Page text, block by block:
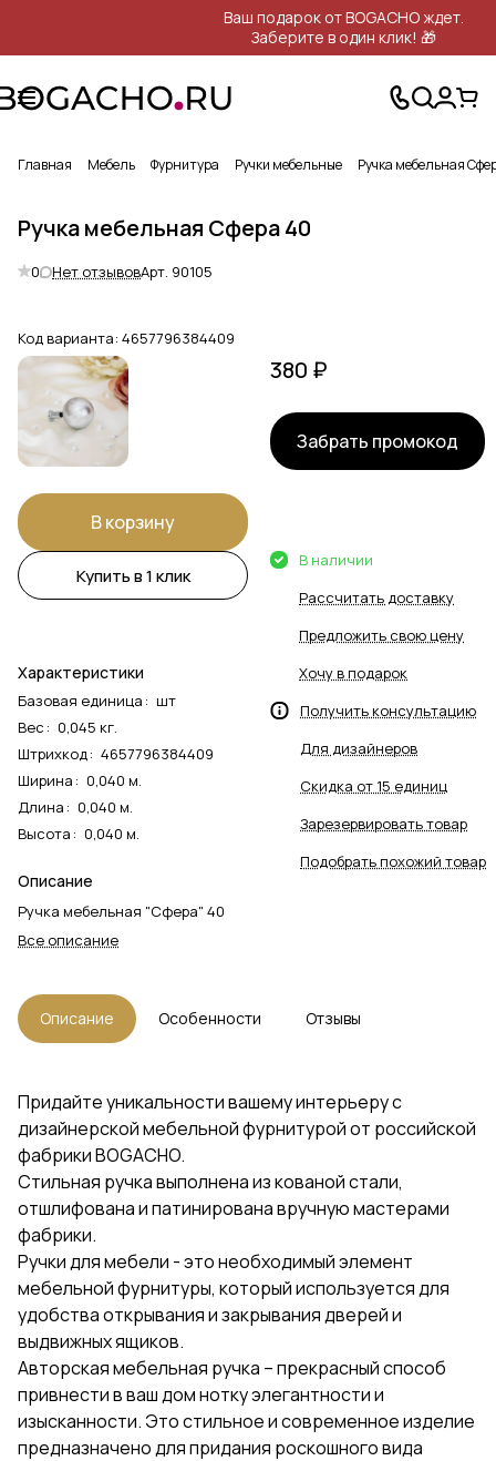
Ваш подарок от BOGACHO ждет.
Заберите в один клик! 🎁
Главная Мебель Фурнитура Ручки мебельные Ручка мебельная
Ручка мебельная Сфера 40
0 Нет отзывовАрт. 90105
Код варианта: 4657796384409
В корзину
Купить в 1 клик
Характеристики
Базовая единица : шт
Вес : 0,045 кг.
Штрихкод: 4657796384409
Ширина : 0,040 м.
Длина : 0,040 м.
Высота : 0,040 м.
Описание
Ручка мебельная "Сфера" 40
Все описание
380 ₽
Забрать промокод
В наличии
Рассчитать доставку
Предложить свою цену
Хочу в подарок
Получить консультацию
Для дизайнеров
Скидка от 15 единиц
Зарезервировать товар
Подобрать похожий товар
Описание Особенности Отзывы
Придайте уникальности вашему интерьеру с
дизайнерской мебельной фурнитурой от российской
фабрики BOGACHO.
Стильная ручка выполнена из кованой стали,
отшлифована и патинирована вручную мастерами
фабрики.
Ручки для мебели - это необходимый элемент
мебельной фурнитуры, который используется для
удобства открывания и закрывания дверей и
выдвижных ящиков.
Авторская мебельная ручка – прекрасный способ
привнести в ваш дом нотку элегантности и
изысканности. Это стильное и современное изделие
предназначено для придания роскошного вида